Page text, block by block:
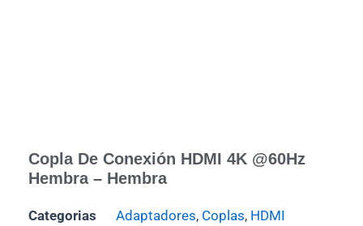
Copla De Conexión HDMI 4K @60Hz
Hembra – Hembra
Categorias Adaptadores, Coplas, HDMI